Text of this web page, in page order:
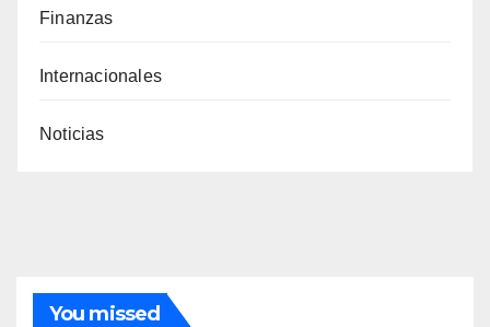
Finanzas
Internacionales
Noticias
You missed